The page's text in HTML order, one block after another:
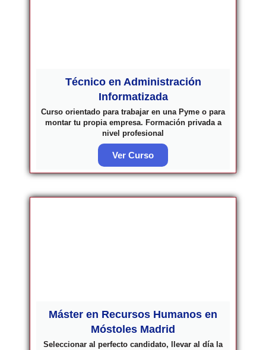
Técnico en Administración
Informatizada
Curso orientado para trabajar en una Pyme o para
montar tu propia empresa. Formación privada a
nivel profesional
Ver Curso
Máster en Recursos Humanos en
Móstoles Madrid
Seleccionar al perfecto candidato, llevar al día la